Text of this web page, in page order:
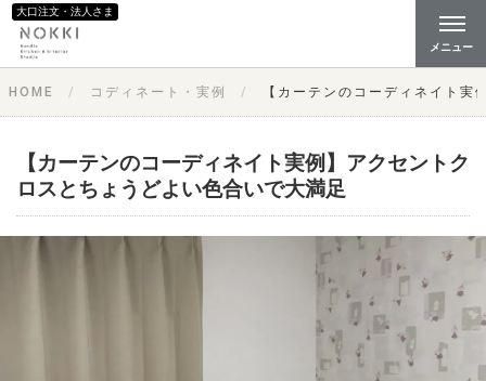
大口注文・法人さま
メニュー
HOME コディネート・実例 【カーテンのコーディネイト
【カーテンのコーディネイト実例】アクセントク
ロスとちょうどよい色合いで大満足